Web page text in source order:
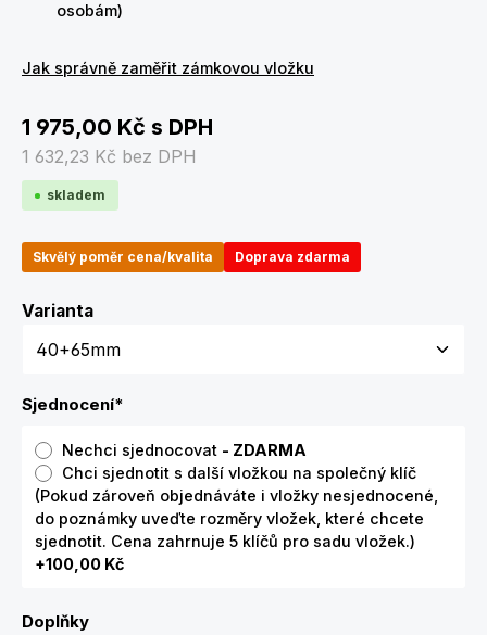
osobám)
Jak správně zaměřit zámkovou vložku
1 975,00 Kč s DPH
1 632,23 Kč bez DPH
skladem
Skvělý poměr cena/kvalita Doprava zdarma
VariantaZvolte variantu
Sjednocení*
Nechci sjednocovat - ZDARMA
Chci sjednotit s další vložkou na společný klíč
(Pokud zároveň objednáváte i vložky nesjednocené,
do poznámky uveďte rozměry vložek, které chcete
sjednotit. Cena zahrnuje 5 klíčů pro sadu vložek.)
+100,00 Kč
Doplňky